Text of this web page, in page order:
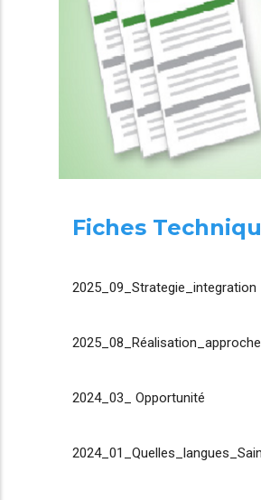
Fiches
2025_09_Strategie_integration
2024_03_ Opportunité